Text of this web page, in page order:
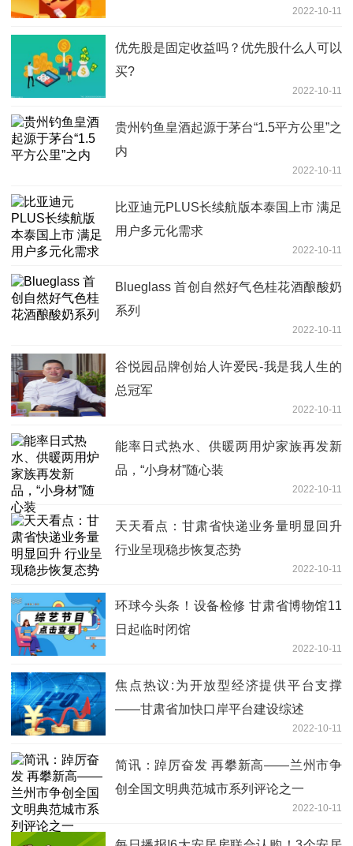
2022-10-11
优先股是固定收益吗？优先股什么人可以
买?
2022-10-11
贵州钓鱼皇酒起源于茅台“1.5平方公里”之
内
2022-10-11
比亚迪元PLUS长续航版本泰国上市 满足
用户多元化需求
2022-10-11
Blueglass 首创自然好气色桂花酒酿酸奶
系列
2022-10-11
谷悦园品牌创始人许爱民-我是我人生的
总冠军
2022-10-11
能率日式热水、供暖两用炉家族再发新
品，“小身材”随心装
2022-10-11
天天看点：甘肃省快递业务量明显回升
行业呈现稳步恢复态势
2022-10-11
环球今头条！设备检修 甘肃省博物馆11
日起临时闭馆
2022-10-11
焦点热议:为开放型经济提供平台支撑
——甘肃省加快口岸平台建设综述
2022-10-11
简讯：踔厉奋发 再攀新高——兰州市争
创全国文明典范城市系列评论之一
2022-10-11